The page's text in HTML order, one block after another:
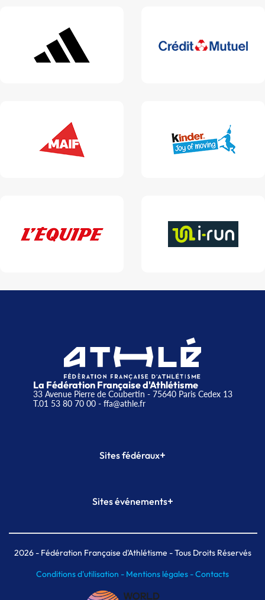
La Fédération Française d'Athlétisme
33 Avenue Pierre de Coubertin - 75640 Paris Cedex 13
T.01 53 80 70 00- ffa@athle.fr
Sites fédéraux+
Plateforme Formation
Sites événements+
Meeting de Paris indoor
MAIF Ekiden de Paris
2026- Fédération Française d'Athlétisme - Tous Droits Réservés
Conditions d'utilisation - Mentions légales -Contacts